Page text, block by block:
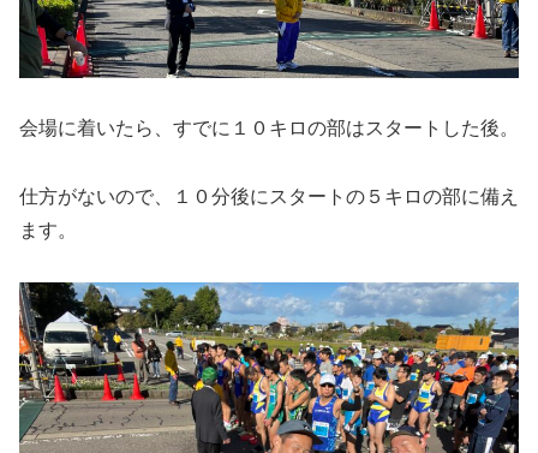
会場に着いたら、すでに１０キロの部はスタートした後。
仕方がないので、１０分後にスタートの５キロの部に備え
ます。